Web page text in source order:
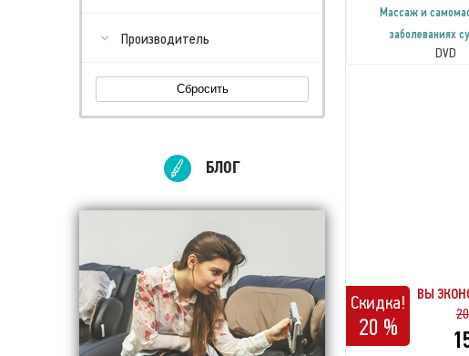
Производитель
Сбросить
БЛОГ
Массаж и
заболеваниях
DVD
Скидка!
20 %
ВЫ